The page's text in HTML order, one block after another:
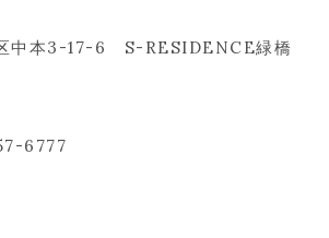
中本3-17-6 S-RESIDENCE緑橋
6777